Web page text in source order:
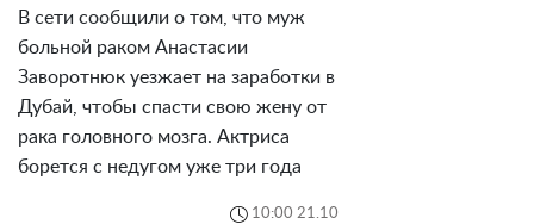
В сети сообщили о том, что муж
больной раком Анастасии
Заворотнюк уезжает на заработки в
Дубай, чтобы спасти свою жену от
рака головного мозга. Актриса
борется с недугом уже три года
10:00 21.10